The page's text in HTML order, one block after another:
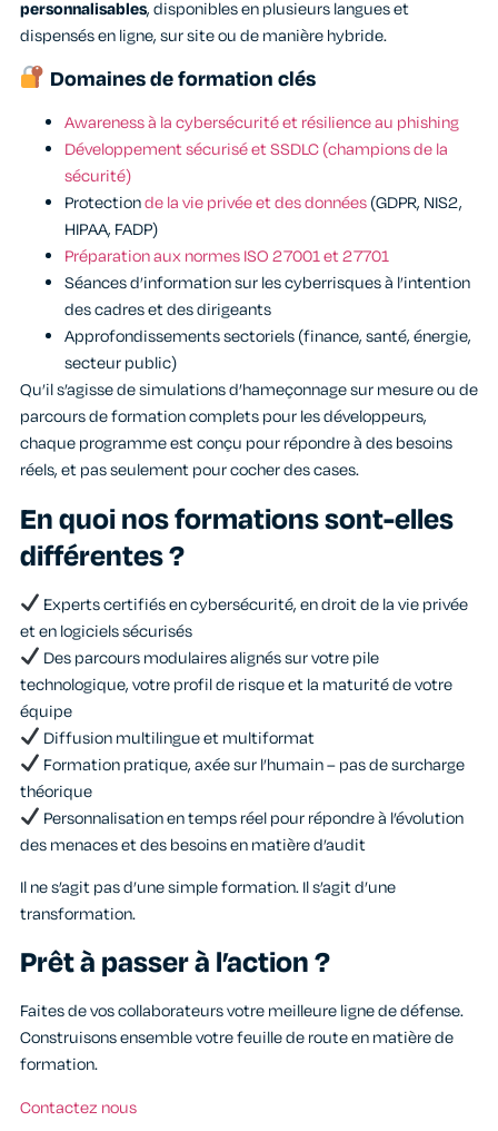
personnalisables, disponibles en plusieurs langues et
dispensés en ligne, sur site ou de manière hybride.
Domaines de formation clés
Awareness à la cybersécurité et résilience au phishing
Développement sécurisé et SSDLC (champions de la
sécurité)
Protectionde la vie privée et des données(GDPR, NIS2,
HIPAA, FADP)
Préparation aux normes ISO 27001 et 27701
Séances d’information sur les cyberrisques à l’intention
des cadres et des dirigeants
Approfondissements sectoriels (finance, santé, énergie,
secteur public)
Qu’il s’agisse de simulations d’hameçonnage sur mesure ou de
parcours de formation complets pour les développeurs,
chaque programme est conçu pour répondre à des besoins
réels, et pas seulement pour cocher des cases.
En quoi nos formations sont-elles
différentes ?
Experts certifiés en cybersécurité, en droit de la vie privée
et en logiciels sécurisés
Des parcours modulaires alignés sur votre pile
technologique, votre profil de risque et la maturité de votre
équipe
Diffusion multilingue et multiformat
Formation pratique, axée sur l’humain – pas de surcharge
théorique
Personnalisation en temps réel pour répondre à l’évolution
des menaces et des besoins en matière d’audit
Il ne s’agit pas d’une simple formation. Il s’agit d’une
transformation.
Prêt à passer à l’action ?
Faites de vos collaborateurs votre meilleure ligne de défense.
Construisons ensemble votre feuille de route en matière de
formation.
Contactez nous